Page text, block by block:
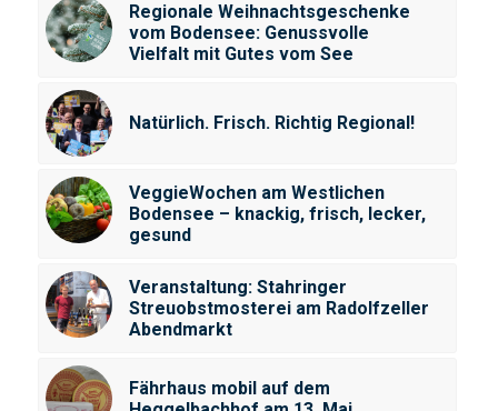
Regionale Weihnachtsgeschenke
vom Bodensee: Genussvolle
Vielfalt mit Gutes vom See
Natürlich. Frisch. Richtig Regional!
VeggieWochen am Westlichen
Bodensee – knackig, frisch, lecker,
gesund
Veranstaltung: Stahringer
Streuobstmosterei am Radolfzeller
Abendmarkt
Fährhaus mobil auf dem